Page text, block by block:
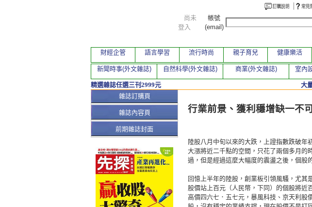
本期文章
行業前景、獲利穩增缺一不
陸股八月中旬以來的大跌，上證指數跌破
大漲將近二千點的空間，只花了兩個多月的
過，但是經過這麼大幅度的震盪之後，個股
回憶上半年的陸股，創業板引領風騷，尤其
股價站上百元（人民幣，下同）的個股將近
高價四六七．五七元，暴風科技、京天利股
雜誌訂購頁
雜誌內容頁
前期雜誌封面
尚未
登入
帳號
(email)
財經企管
語言學習 流行時尚 親子育兒 健康樂活
新聞時事(外文雜誌) 自然科學(外文雜誌) 商業(外文雜誌) 室內
精選雜誌任選三刊2999元 大